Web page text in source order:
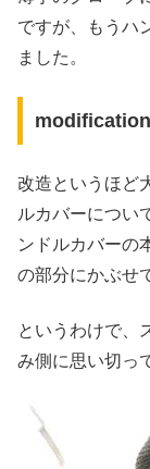
ですが、もうハ
ました。
modification
改造というほど
ルカバーについ
ンドルカバーの
の部分にかぶせ
というわけで、
み側に思い切っ